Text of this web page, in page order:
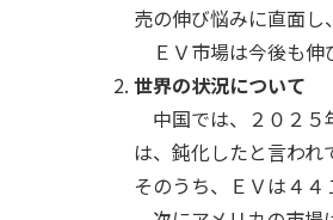
売の伸び悩みに直面し
ＥＶ市場は今後も伸
世界の状況について
中国では、２０２５
は、鈍化したと言われ
そのうち、ＥＶは４４